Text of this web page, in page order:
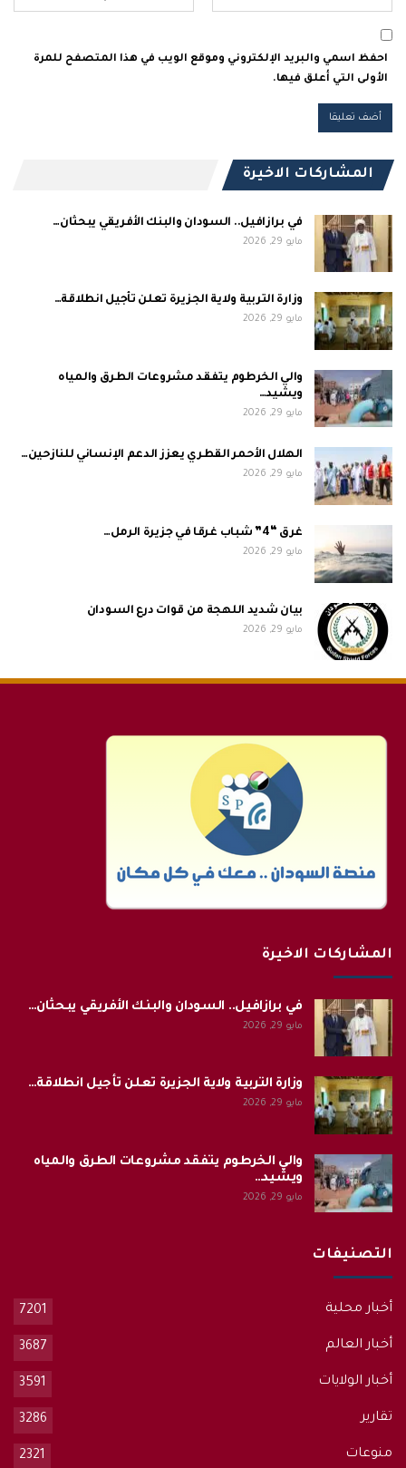
احفظ اسمي والبريد الإلكتروني وموقع الويب في هذا المتصفح للمرة
الأولى التي أعلق فيها.
المشاركات الاخيرة
في برازافيل.. السودان والبنك الأفريقي يبحثان…
مايو 29, 2026
وزارة التربية ولاية الجزيرة تعلن تأجيل انطلاقة…
مايو 29, 2026
والي الخرطوم يتفقد مشروعات الطرق والمياه
ويشيد…
مايو 29, 2026
الهلال الأحمر القطري يعزز الدعم الإنساني للنازحين…
مايو 29, 2026
غرق “4” شباب غرقا في جزيرة الرمل…
مايو 29, 2026
بيان شديد اللهجة من قوات درع السودان
مايو 29, 2026
المشاركات الاخيرة
في برازافيل.. السودان والبنك الأفريقي يبحثان…
مايو 29, 2026
وزارة التربية ولاية الجزيرة تعلن تأجيل انطلاقة…
مايو 29, 2026
والي الخرطوم يتفقد مشروعات الطرق والمياه
ويشيد…
مايو 29, 2026
التصنيفات
أخبار محلية 7201
أخبار العالم 3687
أخبار الولايات 3591
تقارير 3286
منوعات 2321